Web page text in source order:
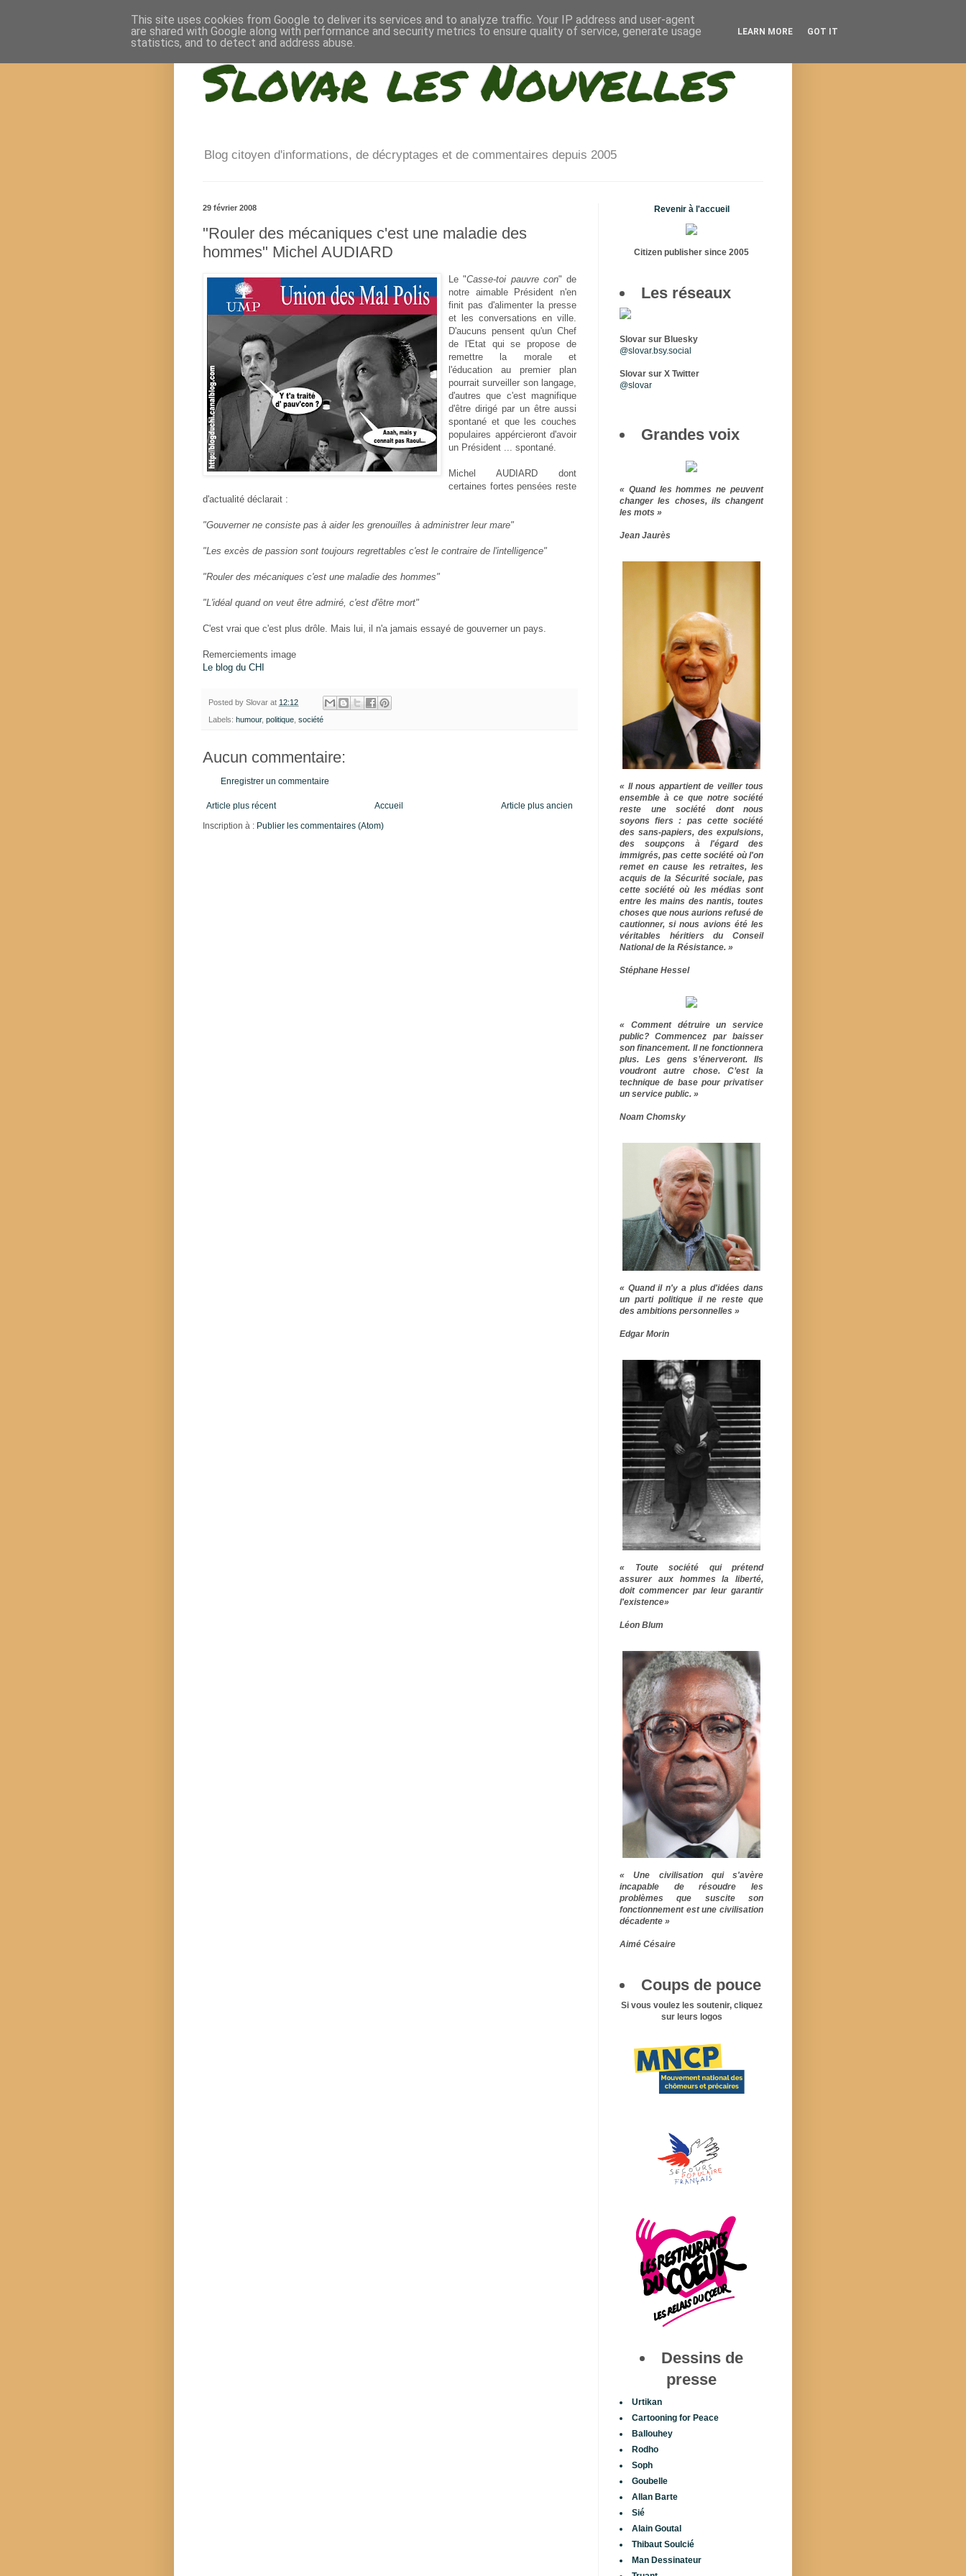
Slovar les Nouvelles
Blog citoyen d'informations, de décryptages et de commentaires depuis 2005
29 février 2008
"Rouler des mécaniques c'est une maladie des
hommes" Michel AUDIARD
Le "Casse-toi pauvre con" de
notre aimable Président n'en
finit pas d'alimenter la presse
et les conversations en ville.
D'aucuns pensent qu'un Chef
de l'Etat qui se propose de
remettre la morale et
l'éducation au premier plan
pourrait surveiller son langage,
d'autres que c'est magnifique
d'être dirigé par un être aussi
spontané et que les couches
populaires appércieront d'avoir
un Président ... spontané.
Michel AUDIARD dont
certaines fortes pensées reste
d'actualité déclarait :
"Gouverner ne consiste pas à aider les grenouilles à administrer leur mare"
"Les excès de passion sont toujours regrettables c'est le contraire de l'intelligence"
"Rouler des mécaniques c'est une maladie des hommes"
"L'idéal quand on veut être admiré, c'est d'être mort"
C'est vrai que c'est plus drôle. Mais lui, il n'a jamais essayé de gouverner un pays.
Remerciements image
Le blog du CHI
Posted by Slovar at 12:12
Labels: humour, politique, société
Aucun commentaire:
Enregistrer un commentaire
Article plus récent Article plus ancien
Accueil
Inscription à : Publier les commentaires (Atom)
Revenir à l'accueil
Citizen publisher since 2005
Les réseaux
Slovar sur Bluesky
@slovar.bsy.social
Slovar sur X Twitter
@slovar
Grandes voix
« Quand les hommes ne peuvent
changer les choses, ils changent
les mots »
Jean Jaurès
« Il nous appartient de veiller tous
ensemble à ce que notre société
reste une société dont nous
soyons fiers : pas cette société
des sans-papiers, des expulsions,
des soupçons à l'égard des
immigrés, pas cette société où l'on
remet en cause les retraites, les
acquis de la Sécurité sociale, pas
cette société où les médias sont
entre les mains des nantis, toutes
choses que nous aurions refusé de
cautionner, si nous avions été les
véritables héritiers du Conseil
National de la Résistance. »
Stéphane Hessel
« Comment détruire un service
public? Commencez par baisser
son financement. Il ne fonctionnera
plus. Les gens s’énerveront. Ils
voudront autre chose. C’est la
technique de base pour privatiser
un service public. »
Noam Chomsky
« Quand il n'y a plus d'idées dans
un parti politique il ne reste que
des ambitions personnelles »
Edgar Morin
« Toute société qui prétend
assurer aux hommes la liberté,
doit commencer par leur garantir
l'existence»
Léon Blum
« Une civilisation qui s'avère
incapable de résoudre les
problèmes que suscite son
fonctionnement est une civilisation
décadente »
Aimé Césaire
Coups de pouce
Si vous voulez les soutenir, cliquez
sur leurs logos
Dessins de
presse
Urtikan
Cartooning for Peace
Ballouhey
Rodho
Soph
Goubelle
Allan Barte
Sié
Alain Goutal
Thibaut Soulcié
Man Dessinateur
This site uses cookies from Google to deliver its services and to analyze traffic. Your IP address and user-agent
are shared with Google along with performance and security metrics to ensure quality of service, generate usage
statistics, and to detect and address abuse.
LEARN MORE GOT IT